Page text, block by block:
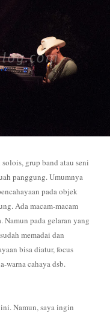
grup band atau seni
panggung. Umumnya
pada objek
Ada macam-macam
Namun pada gelaran yang
memadai dan
bisa diatur, focus
warna cahaya dsb.
Namun, saya ingin